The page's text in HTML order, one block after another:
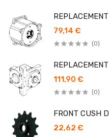
79,14 €
(0)
111,90 €
(0)
FRONT CUSH
22,62 €